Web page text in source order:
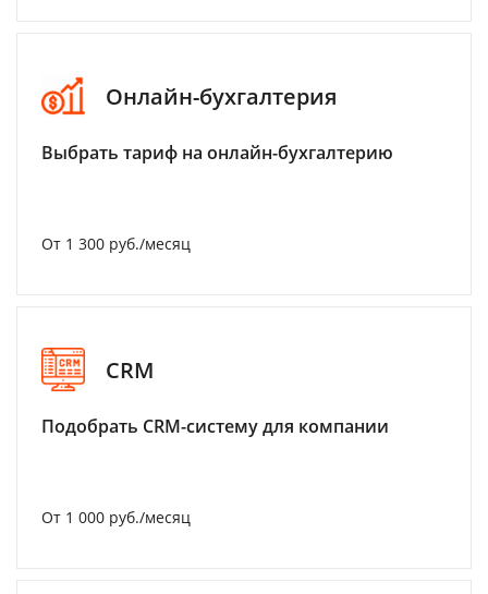
Онлайн-бухгалтерия
Выбрать тариф на онлайн-бухгалтерию
От 1 300 руб./месяц
CRM
Подобрать CRM-систему для компании
От 1 000 руб./месяц